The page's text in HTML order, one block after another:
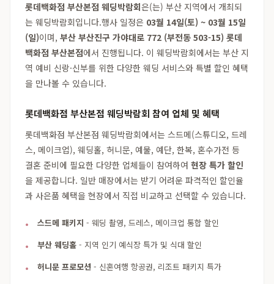
롯데백화점 부산본점 웨딩박람회은(는) 부산 지역에서 개최되
는 웨딩박람회입니다.행사 일정은 03월 14일(토) ~ 03월 15일
(일)이며, 부산 부산진구 가야대로 772 (부전동 503-15) 롯데
백화점 부산본점에서 진행됩니다. 이 웨딩박람회에서는 부산 지
역 예비 신랑·신부를 위한 다양한 웨딩 서비스와 특별 할인 혜택
을 만나볼 수 있습니다.
롯데백화점 부산본점 웨딩박람회 참여 업체 및 혜택
롯데백화점 부산본점 웨딩박람회에서는 스드메(스튜디오, 드레
스, 메이크업), 웨딩홀, 허니문, 예물, 예단, 한복, 혼수가전 등
결혼 준비에 필요한 다양한 업체들이 참여하여 현장 특가 할인
을 제공합니다. 일반 매장에서는 받기 어려운 파격적인 할인율
과 사은품 혜택을 현장에서 직접 비교하고 선택할 수 있습니다.
스드메 패키지 - 웨딩 촬영, 드레스, 메이크업 통합 할인
부산 웨딩홀 - 지역 인기 예식장 특가 및 식대 할인
허니문 프로모션 - 신혼여행 항공권, 리조트 패키지 특가